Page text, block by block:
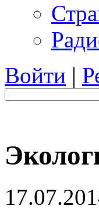
Войти |